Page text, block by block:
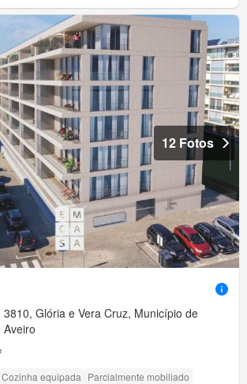
12 Fotos
3810, Glória e Vera Cruz, Município de
Aveiro
Cozinha equipada Parcialmente mobiliado